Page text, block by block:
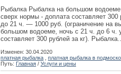
Рыбалка Рыбалка на большом
сверх нормы - доплата составляет
до 21 ч. — 1000 руб. (ограничение на
большом водоеме, ночь с 21 ч. до 6 ч.
составляет 300 рублей за кг).
Изменен: 30.04.2020
платная рыбалка
платная рыбалка в
Путь: Главная / Услуги и цены